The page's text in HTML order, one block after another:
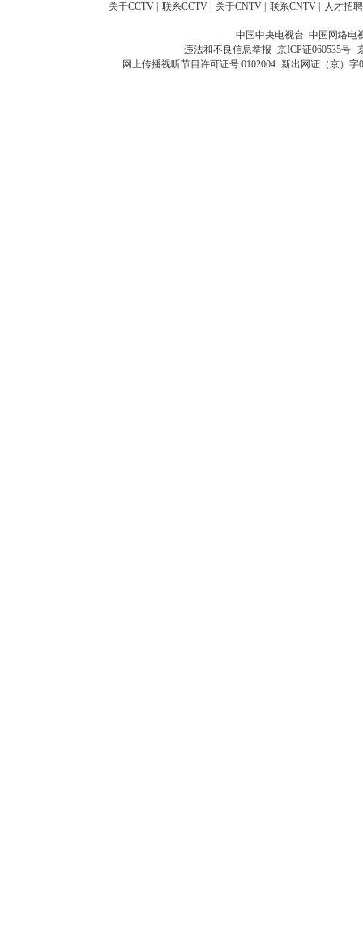
关于CCTV 联系CCTV 关于CNTV 联系CNTV 人才招聘
中国中央电视台 中国网络电
违法和不良信息举报 京ICP证060535号
网上传播视听节目许可证号 0102004 新出网证（京）